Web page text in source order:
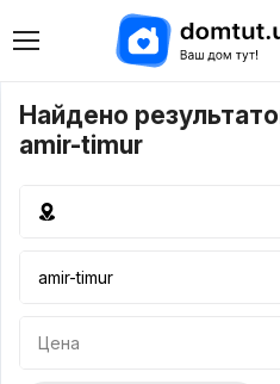
Найдено
amir-timur
Цена